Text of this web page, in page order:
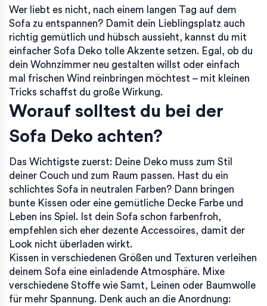
Wer liebt es nicht, nach einem langen Tag auf dem
Sofa zu entspannen? Damit dein Lieblingsplatz auch
richtig gemütlich und hübsch aussieht, kannst du mit
einfacher Sofa Deko tolle Akzente setzen. Egal, ob du
dein Wohnzimmer neu gestalten willst oder einfach
mal frischen Wind reinbringen möchtest – mit kleinen
Tricks schaffst du große Wirkung.
Worauf solltest du bei der
Sofa Deko achten?
Das Wichtigste zuerst: Deine Deko muss zum Stil
deiner Couch und zum Raum passen. Hast du ein
schlichtes Sofa in neutralen Farben? Dann bringen
bunte Kissen oder eine gemütliche Decke Farbe und
Leben ins Spiel. Ist dein Sofa schon farbenfroh,
empfehlen sich eher dezente Accessoires, damit der
Look nicht überladen wirkt.
Kissen in verschiedenen Größen und Texturen verleihen
deinem Sofa eine einladende Atmosphäre. Mixe
verschiedene Stoffe wie Samt, Leinen oder Baumwolle
für mehr Spannung. Denk auch an die Anordnung: